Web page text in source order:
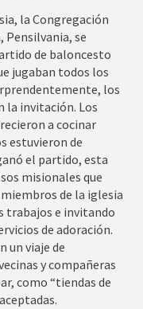
la Congregación
Pensilvania, se
de baloncesto
jugaban todos los
los
la invitación. Los
a cocinar
estuvieron de
el partido, esta
misionales que
de la iglesia
trabajos e invitando
de adoración.
un viaje de
y compañeras
como “tiendas de